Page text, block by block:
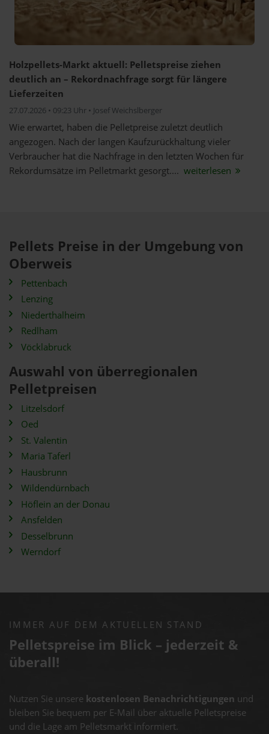
Holzpellets-Markt aktuell: Pelletspreise ziehen
deutlich an – Rekordnachfrage sorgt für längere
Lieferzeiten
27.07.2026 • 09:23 Uhr • Josef Weichslberger
Wie erwartet, haben die Pelletpreise zuletzt deutlich
angezogen. Nach der langen Kaufzurückhaltung vieler
Verbraucher hat die Nachfrage in den letzten Wochen für
Rekordumsätze im Pelletmarkt gesorgt.... weiterlesen
Pellets Preise in der Umgebung von
Oberweis
Pettenbach
Lenzing
Niederthalheim
Redlham
Vöcklabruck
Auswahl von überregionalen
Pelletpreisen
Litzelsdorf
Oed
St. Valentin
Maria Taferl
Hausbrunn
Wildendürnbach
Höflein an der Donau
Ansfelden
Desselbrunn
Werndorf
IMMER AUF DEM AKTUELLEN STAND
Pelletspreise im Blick – jederzeit &
überall!
Nutzen Sie unsere kostenlosen Benachrichtigungen und
bleiben Sie bequem per E-Mail über aktuelle Pelletspreise
und die Lage am Pelletsmarkt informiert.